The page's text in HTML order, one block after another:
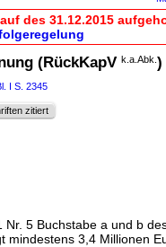
des 31.12.2015
(RückKapV k.a.Abk. )
I S. 2345
zitiert
Nr. 5 Buchstabe a und b
mindestens 3,4 Millionen